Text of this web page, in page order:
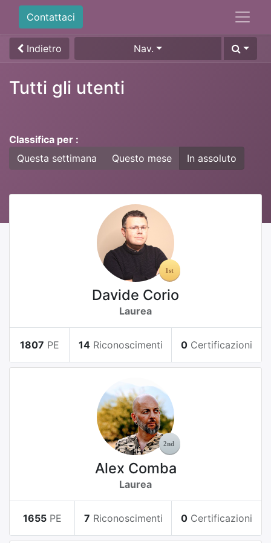
Contattaci
Indietro Nav.
Tutti gli utenti
Classifica per :
Questa settimana
Questo mese In assoluto
Davide Corio
Laurea
1807 PE 14 Riconoscimenti 0 Certificazioni
Alex Comba
Laurea
1655 PE 7 Riconoscimenti 0 Certificazioni